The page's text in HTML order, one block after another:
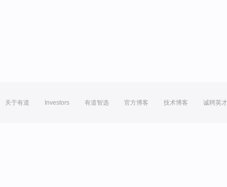
关于有道 Investors 有道智选 官方博客 技术博客 诚聘英才